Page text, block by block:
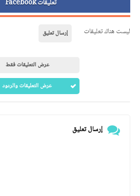
تعليقات Facebook
ليست هناك تعليقات إرسال تعليق
عرض التعليقات فقط
عرض التعليقات والردود
إرسال تعليق